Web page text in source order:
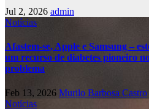
Jul 2, 2026 admin
Notícias
Afastem-se, Apple e Samsung –
um recurso de diabetes pioneiro
problema
Feb 13, 2026 Murilo Barbosa Castro
Notícias